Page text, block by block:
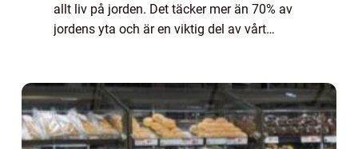
allt liv på jorden. Det täcker mer än 70% av
jordens yta och är en viktig del av vårt